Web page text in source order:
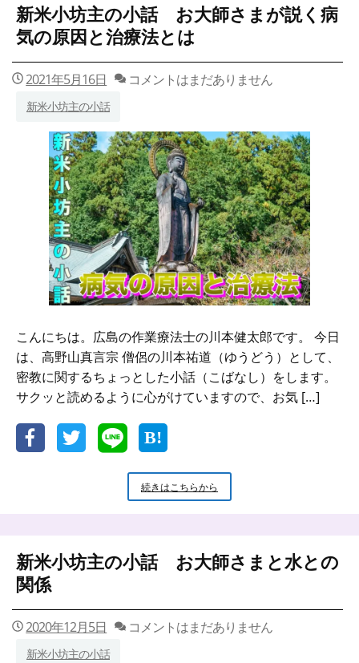
新米小坊主の小話 お大師さまが説く病
気の原因と治療法とは
2021年5月16日 コメントはまだありません
新米小坊主の小話
こんにちは。広島の作業療法士の川本健太郎です。 今日
は、高野山真言宗 僧侶の川本祐道（ゆうどう）として、
密教に関するちょっとした小話（こばなし）をします。
サクッと読めるように心がけていますので、お気 […]
続きはこちらから
米
の
お
大
師
新米小坊主の小話 お大師さまと水との
関係
2020年12月5日 コメントはまだありません
新米小坊主の小話